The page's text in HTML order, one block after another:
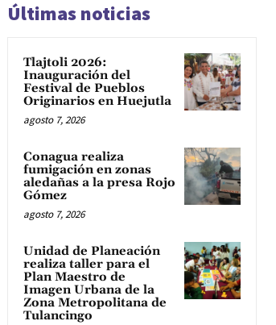
Últimas noticias
Tlajtoli 2026:
Inauguración del
Festival de Pueblos
Originarios en Huejutla
agosto 7, 2026
Conagua realiza
fumigación en zonas
aledañas a la presa Rojo
Gómez
agosto 7, 2026
Unidad de Planeación
realiza taller para el
Plan Maestro de
Imagen Urbana de la
Zona Metropolitana de
Tulancingo